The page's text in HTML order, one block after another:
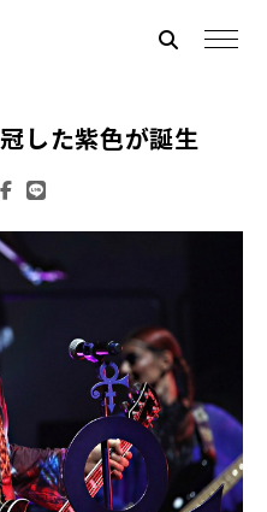
した紫色が誕生